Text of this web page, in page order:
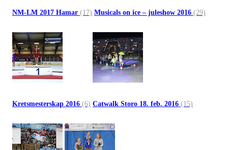
NM-LM 2017 Hamar (17) Musicals on ice – juleshow 2016 (29)
Kretsmesterskap 2016 (6) Catwalk Storo 18. feb. 2016 (15)